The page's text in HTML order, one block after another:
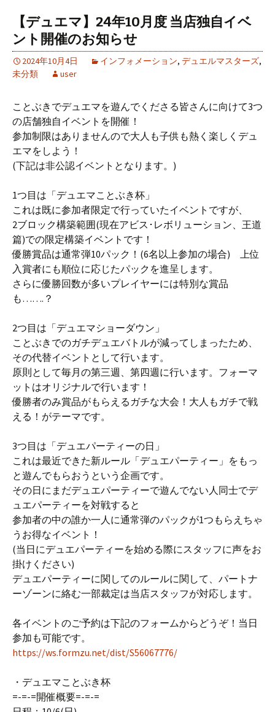
【デュエマ】24年10月度 当店独自イベ
ント開催のお知らせ
2024年10月4日 インフォメーション, デュエルマスターズ,
未分類
user
ことぶきでデュエマを遊んでくださる皆さんに向けて3つ
の店舗独自イベントを開催！
参加制限はありませんので大人も子供も熱く楽しくデュ
エマをしよう！
(下記は非公認イベントとなります。)
1つ目は「デュエマことぶき杯」
これは既に参加者限定で行っていたイベントですが、
2ブロック構築範囲(現在アビス･レボリューション、王道
篇)での限定構築イベントです！
優勝賞品は通常弾10パック！(6名以上参加の場合) 上位
入賞者にも順位に応じたパックを進呈します。
さらに優勝回数が多いプレイヤーには特別な賞品
も…….？
2つ目は「デュエマショーダウン」
ことぶきでのガチデュエバトルが減ってしまったため、
その代替イベントとして行います。
原則として毎月の第三週、第四週に行います。フォーマ
ットはオリジナルで行います！
優勝者のみ賞品がもらえるガチな大会！大人もガチで戦
える！がテーマです。
3つ目は「デュエパーティーの日」
これは最近できた新ルール「デュエパーティー」をもっ
と遊んでもらおうという企画です。
その日にまだデュエパーティーで遊んでない人同士でデ
ュエパーティーを対戦すると
参加者の中の誰か一人に通常弾のパックが1つもらえちゃ
うお得なイベント！
(当日にデュエパーティーを始める際にスタッフに声をお
掛けください)
デュエパーティーに関してのルールに関して、パートナ
ーゾーンに絡む一部裁定は当店スタッフが対応します。
各イベントのご予約は下記のフォームからどうぞ！当日
参加も可能です。
https://ws.formzu.net/dist/S56067776/
・デュエマことぶき杯
=-=-=開催概要=-=-=